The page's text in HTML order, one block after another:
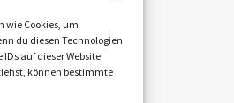
wie Cookies, um
du diesen Technologien
auf dieser Website
können bestimmte